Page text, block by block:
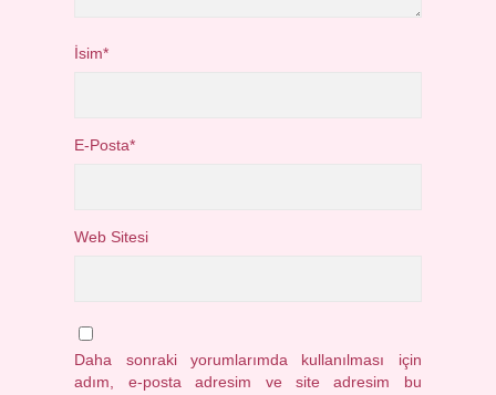
İsim*
E-Posta*
Web Sitesi
Daha sonraki yorumlarımda kullanılması için
adım, e-posta adresim ve site adresim bu